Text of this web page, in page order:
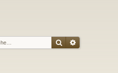
Rechercher
Recherche